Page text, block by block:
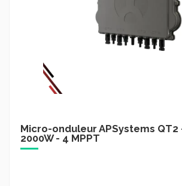
Micro-onduleur APSystems QT2
2000W - 4 MPPT